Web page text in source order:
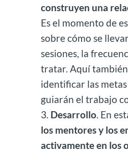
construyen una
Es el momento de
sobre cómo se
sesiones, la
tratar. Aquí
identificar las
guiarán el trabajo
Desarrollo. En
los mentores y los
activamente en los